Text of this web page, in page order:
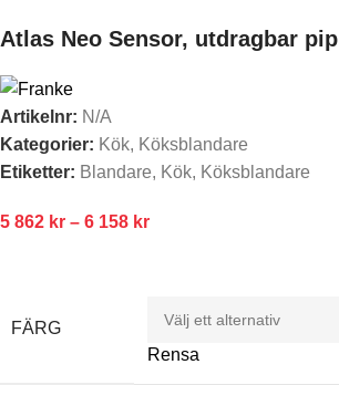
Atlas Neo Sensor, utdragbar pip
Artikelnr: N/A
Kategorier: Kök, Köksblandare
Etiketter: Blandare, Kök, Köksblandare
5 862 kr – 6 158 kr
FÄRG
Rensa